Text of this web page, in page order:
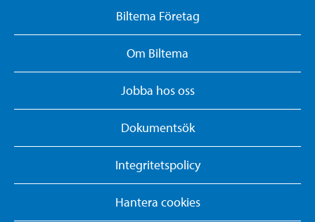
Biltema Företag
Om Biltema
Jobba hos oss
Dokumentsök
Integritetspolicy
Hantera cookies